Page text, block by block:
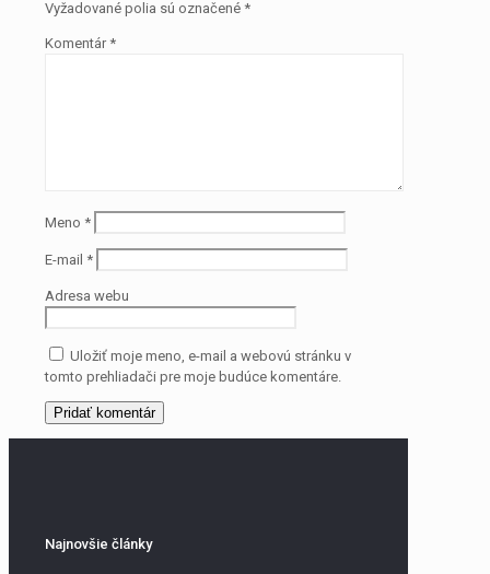
Vyžadované polia sú označené *
Komentár *
Meno *
E-mail *
Adresa webu
Uložiť moje meno, e-mail a webovú stránku v
tomto prehliadači pre moje budúce komentáre.
Najnovšie články